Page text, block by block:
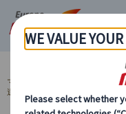
マイバス・ヨーロッパ スペ
遺産 (13)